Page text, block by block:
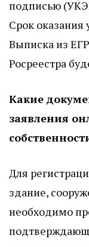
подписью
Срок оказания
Выписка из
Росреестра
Какие
заявления
Для
здание,
необходимо